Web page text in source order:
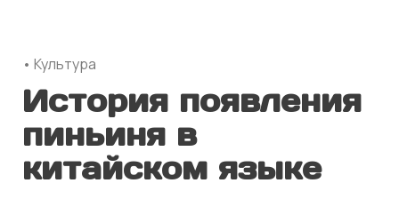
• Культура
История появления
пиньиня в
китайском языке